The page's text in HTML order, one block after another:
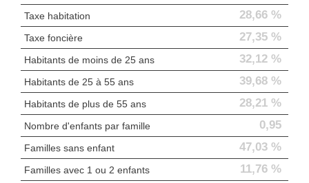
Taxe habitation 28,66 %
Taxe foncière 27,35 %
Habitants de moins de 25 ans 32,12 %
Habitants de 25 à 55 ans 39,68 %
Habitants de plus de 55 ans 28,21 %
Nombre d'enfants par famille 0,95
Familles sans enfant 47,03 %
Familles avec 1 ou 2 enfants 11,76 %